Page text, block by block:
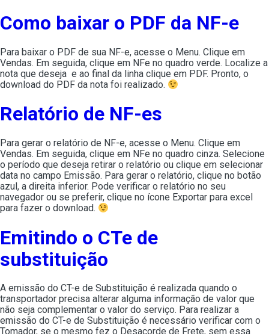
Como baixar o PDF da NF-e
Para baixar o PDF de sua NF-e, acesse o Menu. Clique em
Vendas. Em seguida, clique em NFe no quadro verde. Localize a
nota que deseja e ao final da linha clique em PDF. Pronto, o
download do PDF da nota foi realizado.
Relatório de NF-es
Para gerar o relatório de NF-e, acesse o Menu. Clique em
Vendas. Em seguida, clique em NFe no quadro cinza. Selecione
o período que deseja retirar o relatório ou clique em selecionar
data no campo Emissão. Para gerar o relatório, clique no botão
azul, a direita inferior. Pode verificar o relatório no seu
navegador ou se preferir, clique no ícone Exportar para excel
para fazer o download.
Emitindo o CTe de
substituição
A emissão do CT-e de Substituição é realizada quando o
transportador precisa alterar alguma informação de valor que
não seja complementar o valor do serviço. Para realizar a
emissão do CT-e de Substituição é necessário verificar com o
Tomador, se o mesmo fez o Desacorde de Frete, sem essa